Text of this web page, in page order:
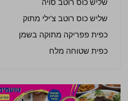
שליש כוס רוטב סויה
שליש כוס רוטב צ'ילי מתוק
כפית פפריקה מתוקה בשמן
כפית שטוחה מלח